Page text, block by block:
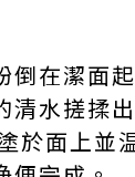
倒在潔面
清水搓揉
於面上並